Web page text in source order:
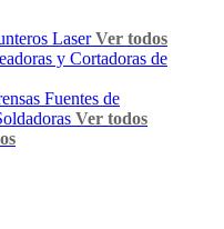
LaserVer todos
y Cortadoras de
Fuentes de
Ver todos